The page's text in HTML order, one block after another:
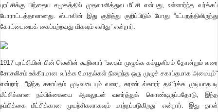
புரட்சிக்கு பிந்தைய சமூகத்தில் முதலாளித்துவ மீட்சி என்பது, உள்ளார்ந்த வர்க்கப்
போராட்டத்தாலானது. ஸ்டாலின் இது குறித்து குறிப்பிடும் போது “உட்புறத்திலிருந்து
கோட்டையைக் கைப்பற்றவது மிகவும் எளிது” என்றார்.
1917 புரட்சியின் பின் லெனின் கூறினார் “உலகம் முழுக்க கம்யூனிசம் தோன்றும் வரை
சோசலிசம் உக்கிரமான வர்க்க மோதல்கள் நிறைந்த ஒரு முழுச் சகாப்தமாக அமையும்"
என்றார். “இந்த சகாப்தம் முடிவடையும் வரை, சுரண்டல்காரர் தவிர்க்க முடியாதபடி
மீட்சிக்கான நம்பிக்கையை ஆவலுடன் வளர்த்துக் கொண்டிருப்பதோடு, இந்த
நம்பிக்கை மீட்சிக்கான முயற்சிகளாகவும் மாற்றப்படுகிறது” என்றார். இது தான்